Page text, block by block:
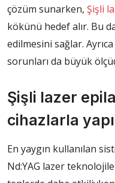
çözüm sunarken, Şişli
kökünü hedef alır. Bu
edilmesini sağlar.
sorunları da büyük
Şişli lazer
cihazlarla
En yaygın kullanılan
Nd:YAG lazer